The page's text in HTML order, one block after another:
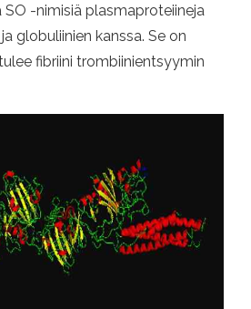
SO -nimisiä plasmaproteiineja
globuliinien kanssa. Se on
fibriini trombiinientsyymin